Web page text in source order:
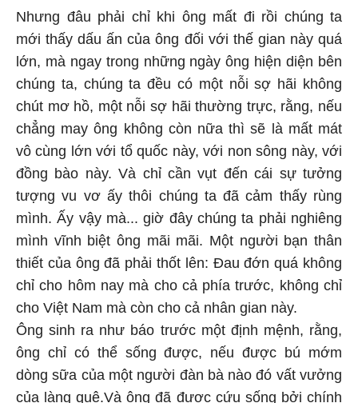
Nhưng đâu phải chỉ khi ông mất đi rồi chúng ta
mới thấy dấu ấn của ông đối với thế gian này quá
lớn, mà ngay trong những ngày ông hiện diện bên
chúng ta, chúng ta đều có một nỗi sợ hãi không
chút mơ hồ, một nỗi sợ hãi thường trực, rằng, nếu
chẳng may ông không còn nữa thì sẽ là mất mát
vô cùng lớn với tổ quốc này, với non sông này, với
đồng bào này. Và chỉ cần vụt đến cái sự tưởng
tượng vu vơ ấy thôi chúng ta đã cảm thấy rùng
mình. Ấy vậy mà... giờ đây chúng ta phải nghiêng
mình vĩnh biệt ông mãi mãi. Một người bạn thân
thiết của ông đã phải thốt lên: Đau đớn quá không
chỉ cho hôm nay mà cho cả phía trước, không chỉ
cho Việt Nam mà còn cho cả nhân gian này.
Ông sinh ra như báo trước một định mệnh, rằng,
ông chỉ có thể sống được, nếu được bú mớm
dòng sữa của một người đàn bà nào đó vất vưởng
của làng quê.Và ông đã được cứu sống bởi chính